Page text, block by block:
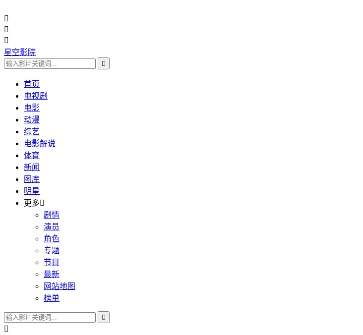



星空影院

首页
电视剧
电影
动漫
综艺
电影解说
体育
新闻
图库
明星
更多
剧情
演员
角色
专题
节目
最新
网站地图
榜单

